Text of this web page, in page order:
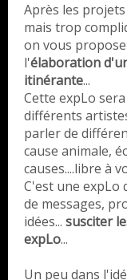
Après les
mais trop
on vous
l'élaboration
itinérante...
Cette expLo
différents
parler de
cause animale,
causes....libre à
C'est une expLo
de messages,
idées... susciter
expLo...
Un peu dans